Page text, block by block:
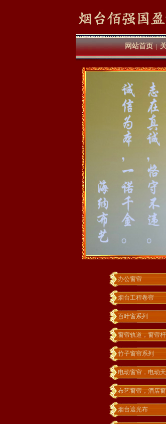
网站首页|
办公窗帘
烟台工程卷帘
百叶窗系列
窗帘轨道，窗帘杆
竹子窗帘系列
电动窗帘，电动
布艺窗帘，酒店
烟台遮光布